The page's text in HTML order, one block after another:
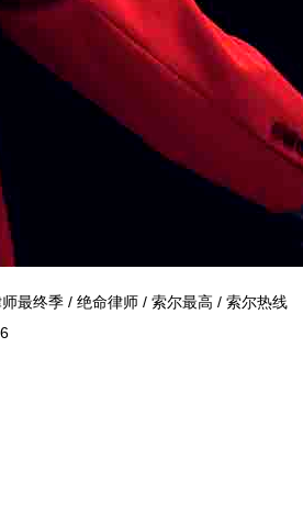
终季 / 绝命律师 / 索尔最高 / 索尔热线